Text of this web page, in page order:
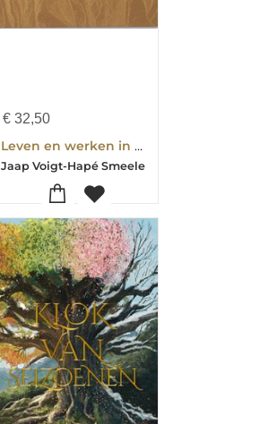
€ 32,50
Leven en werken in het ritme van de seizoenen
Jaap Voigt-Hapé Smeele